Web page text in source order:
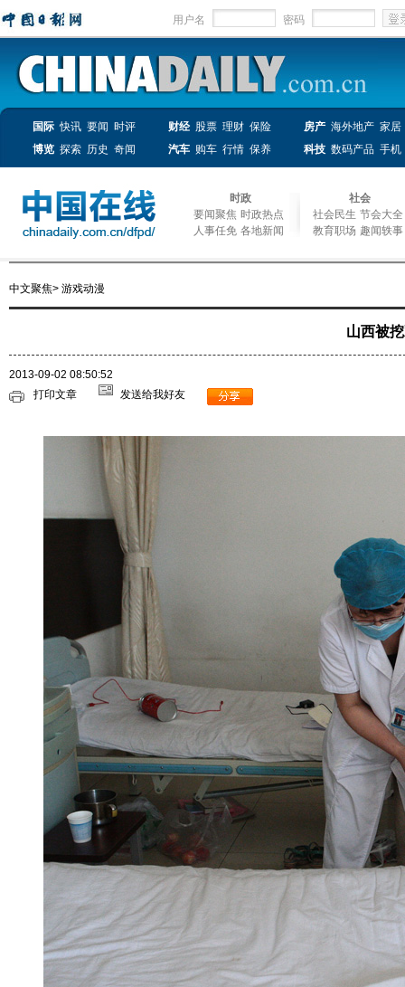
用户名 密码
国际 快讯 要闻 时评 财经 股票 理财 保险 房产 海外地产 家居
博览 探索 历史 奇闻 汽车 购车 行情 保养 科技 数码产品 手机
时政
要闻聚焦 时政热点
人事任免 各地新闻
社会
社会民生 节会大全
教育职场 趣闻轶事
中文聚焦> 游戏动漫
山西被
2013-09-02 08:50:52
打印文章
发送给我好友